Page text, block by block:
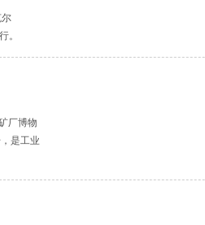
。
厂博物
是工业